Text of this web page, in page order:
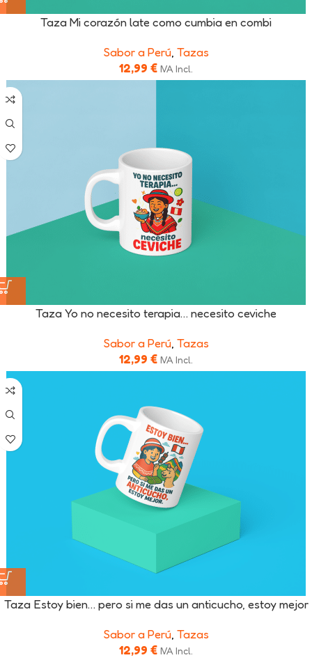
Taza Mi corazón late como cumbia en combi
Sabor a Perú, Tazas
12,99 € IVA Incl.
Taza Yo no necesito terapia… necesito ceviche
Sabor a Perú, Tazas
12,99 € IVA Incl.
Taza Estoy bien… pero si me das un anticucho, estoy mejor
Sabor a Perú, Tazas
12,99 € IVA Incl.